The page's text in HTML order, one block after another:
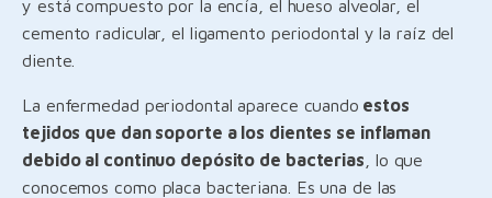
y está compuesto por la encía, el hueso alveolar, el
cemento radicular, el ligamento periodontal y la raíz del
diente.
La enfermedad periodontal aparece cuando estos
tejidos que dan soporte a los dientes se inflaman
debido al continuo depósito de bacterias , lo que
conocemos como placa bacteriana. Es una de las